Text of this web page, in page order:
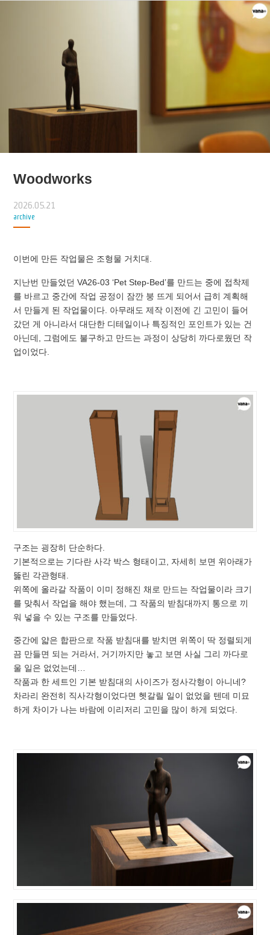
Woodworks
2026.05.21
archive
이번에 만든 작업물은 조형물 거치대.
지난번 만들었던 VA26-03 ‘Pet Step-Bed’를 만드는 중에 접착제
를 바르고 중간에 작업 공정이 잠깐 붕 뜨게 되어서 급히 계획해
서 만들게 된 작업물이다. 아무래도 제작 이전에 긴 고민이 들어
갔던 게 아니라서 대단한 디테일이나 특징적인 포인트가 있는 건
아닌데, 그럼에도 불구하고 만드는 과정이 상당히 까다로웠던 작
업이었다.
구조는 굉장히 단순하다.
기본적으로는 기다란 사각 박스 형태이고, 자세히 보면 위아래가
뚫린 각관형태.
위쪽에 올라갈 작품이 이미 정해진 채로 만드는 작업물이라 크기
를 맞춰서 작업을 해야 했는데, 그 작품의 받침대까지 통으로 끼
워 넣을 수 있는 구조를 만들었다.
중간에 얇은 합판으로 작품 받침대를 받치면 위쪽이 딱 정렬되게
끔 만들면 되는 거라서, 거기까지만 놓고 보면 사실 그리 까다로
울 일은 없었는데…
작품과 한 세트인 기본 받침대의 사이즈가 정사각형이 아니네?
차라리 완전히 직사각형이었다면 헷갈릴 일이 없었을 텐데 미묘
하게 차이가 나는 바람에 이리저리 고민을 많이 하게 되었다.